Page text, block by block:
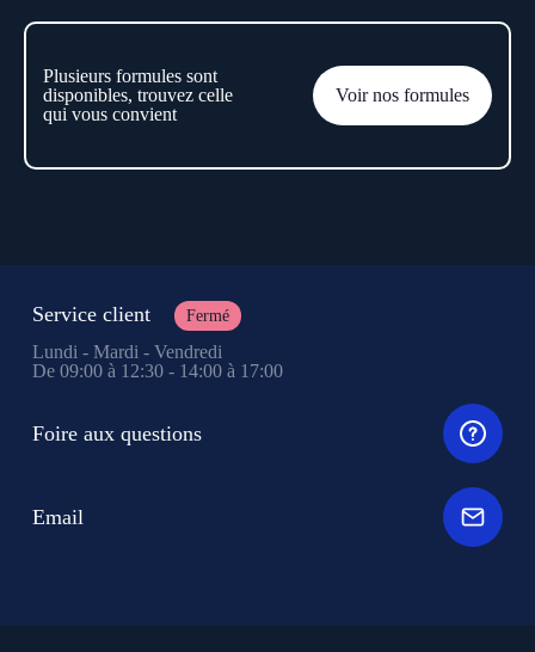
Plusieurs formules sont
disponibles, trouvez celle
qui vous convient
Voir nos formules
Service client Fermé
Lundi - Mardi - Vendredi
De 09:00 à 12:30 - 14:00 à 17:00
Foire aux questions
Email